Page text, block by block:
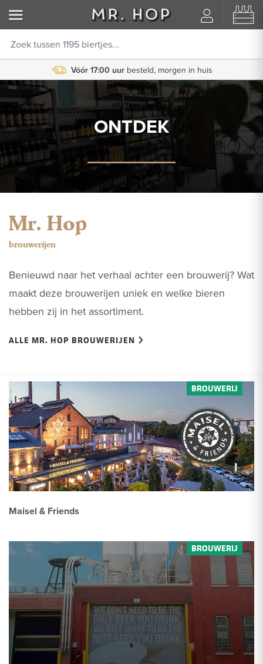
Vóór 17:00 uur besteld, morgen in huis
ONTDEK
Mr. Hop
brouwerijen
Benieuwd naar het verhaal achter een brouwerij? Wat
maakt deze brouwerijen uniek en welke bieren
hebben zij in het assortiment.
ALLE MR. HOP BROUWERIJEN
Maisel & Friends